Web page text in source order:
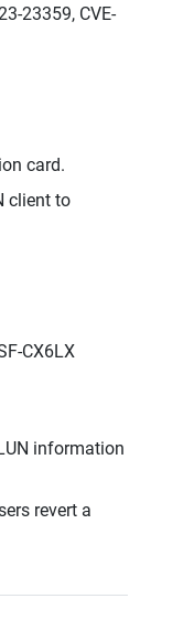
23359, CVE-
card.
client to
CX6LX
information
revert a